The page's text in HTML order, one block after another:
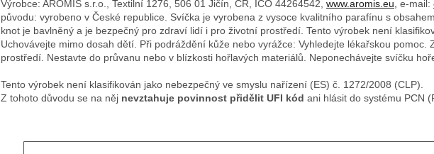
Výrobce: AROMIS s.r.o., Textilní 1276, 506 01 Jičín, ČR, IČO 44264542, www.aromis.eu, e-mail:
původu: vyrobeno v České republice. Svíčka je vyrobena z vysoce kvalitního parafínu s
knot je bavlněný a je bezpečný pro zdraví lidí i pro životní prostředí. Tento výrobek není
Uchovávejte mimo dosah dětí. Při podráždění kůže nebo vyrážce: Vyhledejte lékařskou pomoc.
prostředí. Nestavte do průvanu nebo v blízkosti hořlavých materiálů. Neponechávejte svíčku
Tento výrobek není klasifikován jako nebezpečný ve smyslu nařízení (ES) č. 1272/2008 (CLP).
Z tohoto důvodu se na něj nevztahuje povinnost přidělit UFI kód ani hlásit do systému PCN